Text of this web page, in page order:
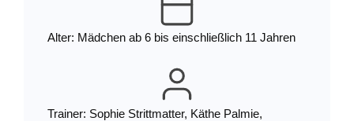
Alter: Mädchen ab 6 bis einschließlich 11 Jahren
Trainer: Sophie Strittmatter, Käthe Palmie,